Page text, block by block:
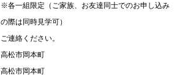
※各一組限定（ご家族、お友達同士でのお申し込み
の際は同時見学可）
ご連絡ください。
高松市岡本町
高松市岡本町